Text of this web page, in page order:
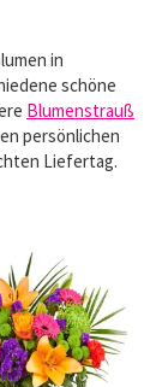
in
schöne
Blumenstrauß
persönlichen
Liefertag.